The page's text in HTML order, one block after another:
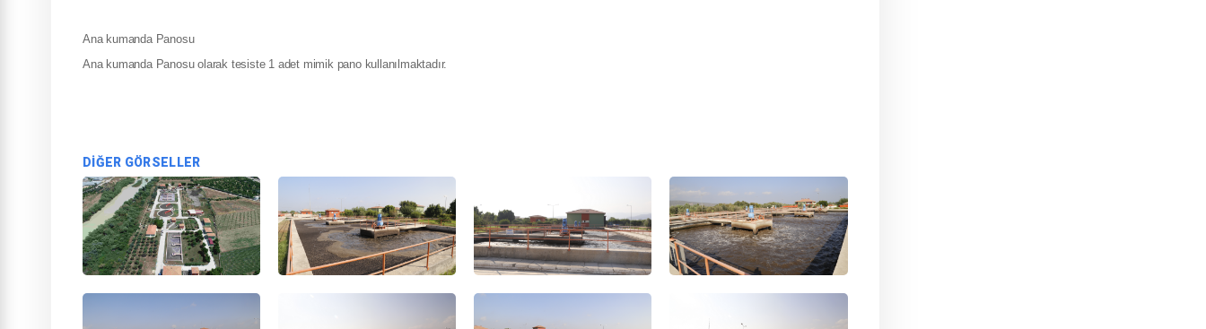
Ana kumanda Panosu
Ana kumanda Panosu olarak tesiste 1 adet mimik pano kullanılmaktadır.
DIĞER GÖRSELLER